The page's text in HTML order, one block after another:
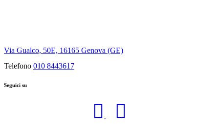
Via Gualco, 50E, 16165 Genova (GE)
Telefono 010 8443617
Seguici su